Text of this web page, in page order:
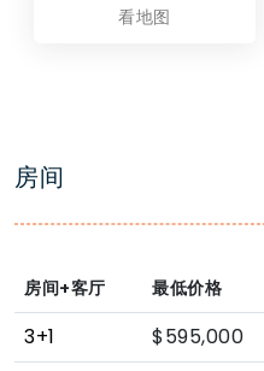
看地图
房间
房间+客厅 最低价格
3+1 $595,000